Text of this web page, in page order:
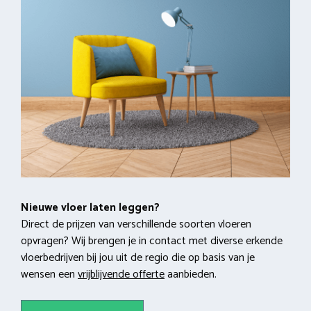
Nieuwe vloer laten leggen?
Direct de prijzen van verschillende soorten vloeren
opvragen? Wij brengen je in contact met diverse erkende
vloerbedrijven bij jou uit de regio die op basis van je
wensen eenvrijblijvende offerteaanbieden.